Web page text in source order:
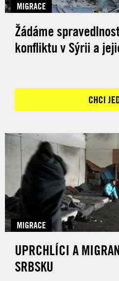
MIGRACE
Žádáme
konfliktu v Sýrii a
CHCI
MIGRACE
UPRCHLÍCI A
SRBSKU